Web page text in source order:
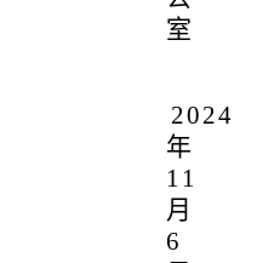
室
2024
年
11
月
6